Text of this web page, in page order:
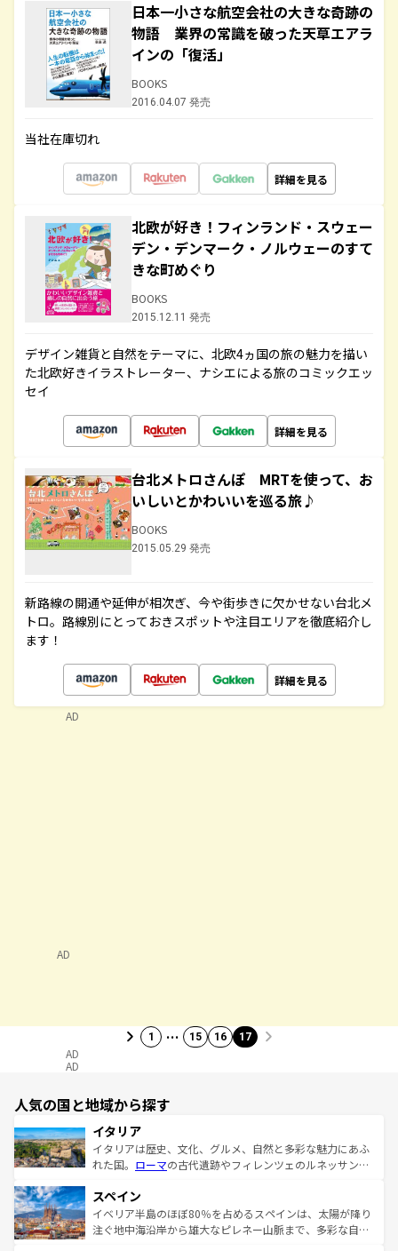
日本一小さな航空会社の大きな奇跡の
物語 業界の常識を破った天草エアラ
インの「復活」
BOOKS
2016.04.07 発売
当社在庫切れ
詳細を見る
北欧が好き！フィンランド・スウェー
デン・デンマーク・ノルウェーのすて
きな町めぐり
BOOKS
2015.12.11 発売
デザイン雑貨と自然をテーマに、北欧4ヵ国の旅の魅力を描い
た北欧好きイラストレーター、ナシエによる旅のコミックエッ
セイ
詳細を見る
台北メトロさんぽ MRTを使って、お
いしいとかわいいを巡る旅♪
BOOKS
2015.05.29 発売
新路線の開通や延伸が相次ぎ、今や街歩きに欠かせない台北メ
トロ。路線別にとっておきスポットや注目エリアを徹底紹介し
ます！
詳細を見る
AD
1 … 15 16 17
AD
AD
人気の国と地域から探す
イタリア
イタリアは歴史、文化、グルメ、自然と多彩な魅力にあふ
れた国。 ローマの古代遺跡やフィレンツェのルネッサンス
ろん、トスカーナの美しい田園風景やアマルフィ海岸の絶
景など、自然景観も見逃せない。観光の合間には、本場の
ピザやパスタなど、絶品のイタリア料理を堪能することも
スペイン
イベリア半島のほぼ80％を占めるスペインは、太陽が降り
注ぐ地中海沿岸から雄大なピレネー山脈まで、多彩な自然
AD